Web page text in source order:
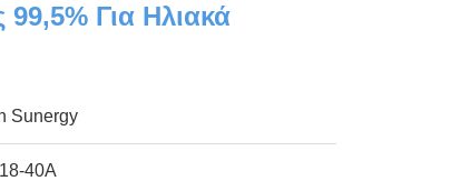
Για Ηλιακά
Sunergy
40Α